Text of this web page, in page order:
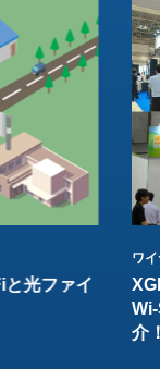
光ファイ
ワ
介